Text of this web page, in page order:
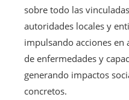
sobre todo las
autoridades locales y
impulsando acciones
de enfermedades y
generando impactos
concretos.